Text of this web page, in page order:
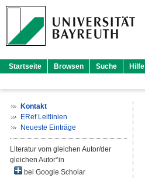
Startseite Browsen Suche Hilfe
Kontakt
ERef Leitlinien
Neueste Einträge
Literatur vom gleichen Autor/der
gleichen Autor*in
bei Google Scholar